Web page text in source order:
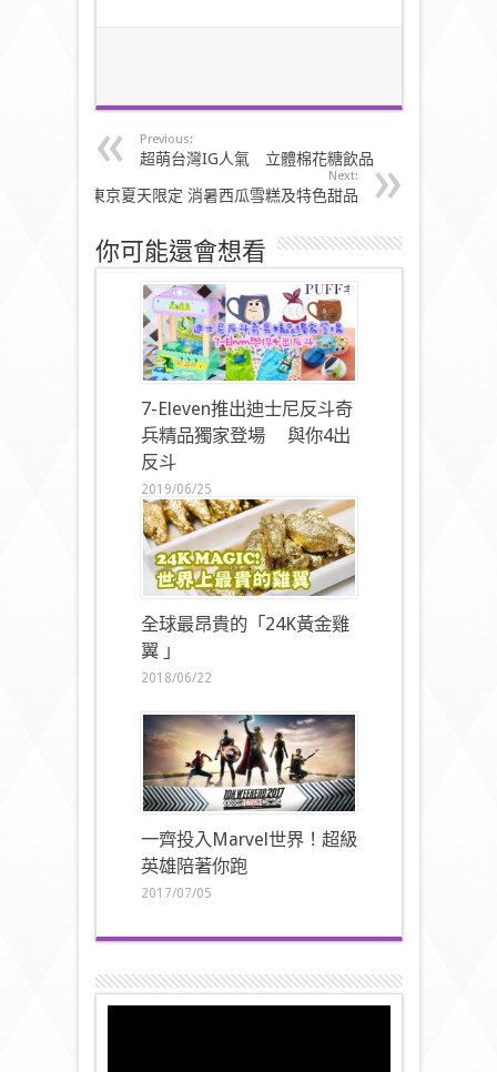
Previous:
超萌台灣IG人氣 立體棉花糖飲品
Next:
東京夏天限定 消暑西瓜雪糕及特色甜品
你可能還會想看
7-Eleven推出迪士尼反斗奇
兵精品獨家登場 與你4出
反斗
2019/06/25
全球最昂貴的「24K黃金雞
翼 」
2018/06/22
一齊投入Marvel世界！超級
英雄陪著你跑
2017/07/05